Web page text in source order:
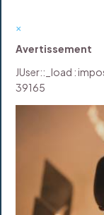
×
Avertissement
JUser::_load :
39165